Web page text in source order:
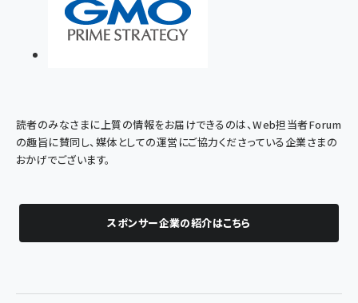
読者のみなさまに上質の情報をお届けできるのは、Web担当者Forum
の趣旨に賛同し、媒体としての運営にご協力くださっている企業さまの
おかげでございます。
スポンサー企業の紹介はこちら